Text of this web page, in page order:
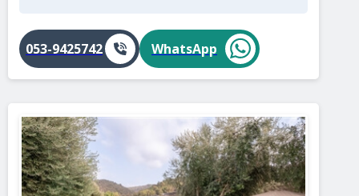
WhatsApp
053-9425742